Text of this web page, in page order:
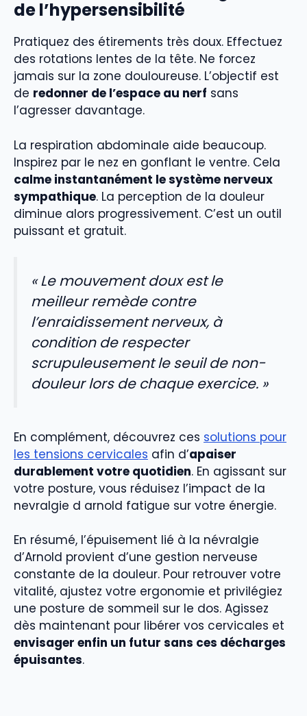
de l’hypersensibilité
Pratiquez des étirements très doux. Effectuez
des rotations lentes de la tête. Ne forcez
jamais sur la zone douloureuse. L’objectif est
de redonner de l’espace au nerf sans
l’agresser davantage.
La respiration abdominale aide beaucoup.
Inspirez par le nez en gonflant le ventre. Cela
calme instantanément le système nerveux
sympathique. La perception de la douleur
diminue alors progressivement. C’est un outil
puissant et gratuit.
« Le mouvement doux est le
meilleur remède contre
l’enraidissement nerveux, à
condition de respecter
scrupuleusement le seuil de non-
douleur lors de chaque exercice. »
En complément, découvrez ces solutions pour
les tensions cervicales afin d’apaiser
durablement votre quotidien. En agissant sur
votre posture, vous réduisez l’impact de la
nevralgie d arnold fatigue sur votre énergie.
En résumé, l’épuisement lié à la névralgie
d’Arnold provient d’une gestion nerveuse
constante de la douleur. Pour retrouver votre
vitalité, ajustez votre ergonomie et privilégiez
une posture de sommeil sur le dos. Agissez
dès maintenant pour libérer vos cervicales et
envisager enfin un futur sans ces décharges
épuisantes.